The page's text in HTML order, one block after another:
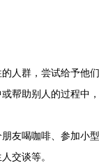
人群，尝试给予他
帮助别人的过程中
友喝咖啡、参加小
交谈等。